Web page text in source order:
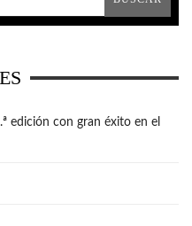
edición con gran éxito en el